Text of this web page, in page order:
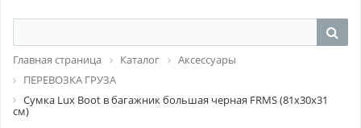
Главная страница Каталог
Аксессуары
ПЕРЕВОЗКА ГРУЗА
Сумка Lux Boot в багажник большая черная FRMS (81х30х31
см)